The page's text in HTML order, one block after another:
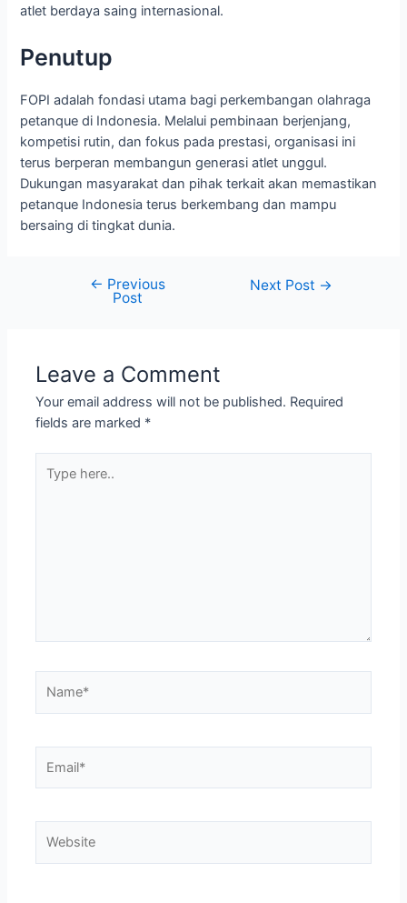
atlet berdaya saing internasional.
Penutup
FOPI adalah fondasi utama bagi perkembangan olahraga
petanque di Indonesia. Melalui pembinaan berjenjang,
kompetisi rutin, dan fokus pada prestasi, organisasi ini
terus berperan membangun generasi atlet unggul.
Dukungan masyarakat dan pihak terkait akan memastikan
petanque Indonesia terus berkembang dan mampu
bersaing di tingkat dunia.
navigation
← Previous
Post
Next Post →
Leave a Comment
Your email address will not be published. Required
fields are marked *
here..